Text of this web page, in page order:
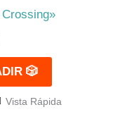
🎲
Vista Rápida